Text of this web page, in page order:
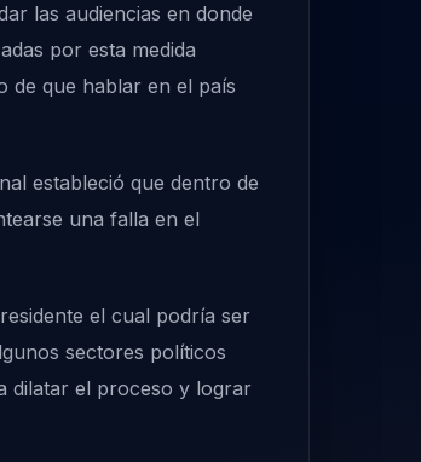
las audiencias en donde
por esta medida
de que hablar en el país
estableció que dentro de
una falla en el
el cual podría ser
sectores políticos
dilatar el proceso y lograr